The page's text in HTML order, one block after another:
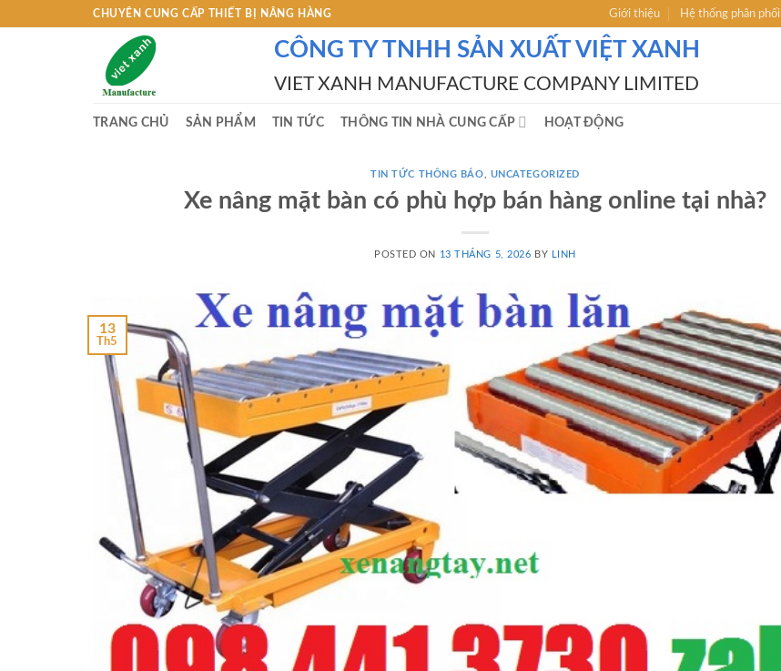
CHUYÊN CUNG CẤP THIẾT BỊ NÂNG HÀNG Giới thiệu Hệ thống phân phối
CÔNG TY TNHH SẢN XUẤT VIỆT XANH
VIET XANH MANUFACTURE COMPANY LIMITED
TRANG CHỦ SẢN PHẨM TIN TỨC THÔNG TIN NHÀ CUNG CẤP HOẠT ĐỘNG
TIN TỨC THÔNG BÁO UNCATEGORIZED
Xe nâng mặt bàn có phù hợp bán hàng online tại nhà?
POSTED ON 13 THÁNG 5, 2026 BY LINH
13
Th5